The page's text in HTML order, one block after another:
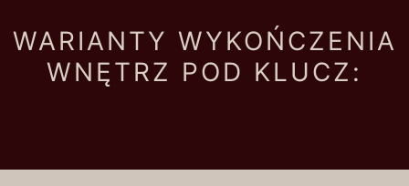
WARIANTY WYKOŃCZENIA
WNĘTRZ POD KLUCZ: